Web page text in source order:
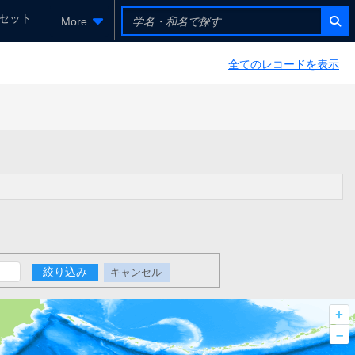
ット More
全てのレコードを表示
絞り込み キャンセル
+
–